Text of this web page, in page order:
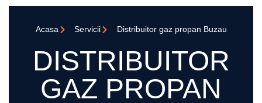
Acasa Servicii Distribuitor gaz propan Buzau
DISTRIBUITOR
GAZ PROPAN